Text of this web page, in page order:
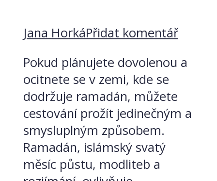
Jana HorkáPřidat komentář
Pokud plánujete dovolenou a
ocitnete se v zemi, kde se
dodržuje ramadán, můžete
cestování prožít jedinečným a
smysluplným způsobem.
Ramadán, islámský svatý
měsíc půstu, modliteb a